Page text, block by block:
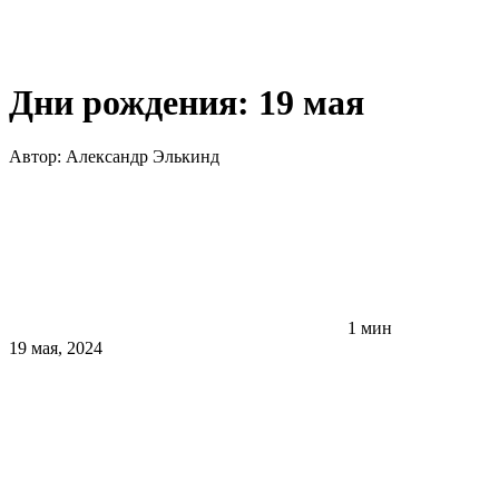
Дни рождения: 19 мая
Автор: Александр Элькинд
1 мин
19 мая, 2024